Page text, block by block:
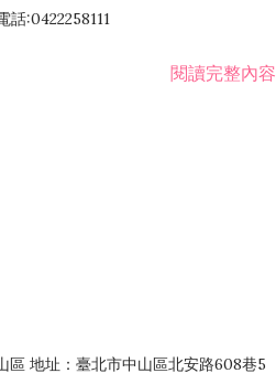
話:0422258111
閱讀完整內容
區 地址：臺北市中山區北安路608巷5